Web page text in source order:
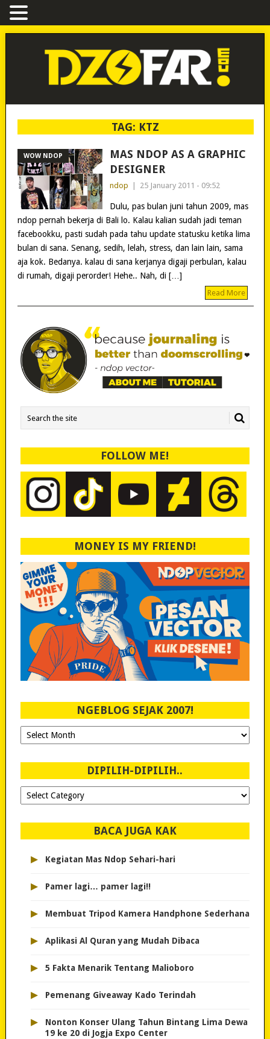
TAG: KTZ
WOW NDOP
MAS NDOP AS A GRAPHIC
DESIGNER
ndop 25 January 2011 - 09:52
Dulu, pas bulan juni tahun 2009, mas
ndop pernah bekerja di Bali lo. Kalau kalian sudah jadi teman
facebookku, pasti sudah pada tahu update statusku ketika lima
bulan di sana. Senang, sedih, lelah, stress, dan lain lain, sama
aja kok. Bedanya. kalau di sana kerjanya digaji perbulan, kalau
di rumah, digaji perorder! Hehe.. Nah, di […]
Read More
FOLLOW ME!
MONEY IS MY FRIEND!
NGEBLOG SEJAK 2007!
Ngeblog
Sejak
DIPILIH-DIPILIH..
Dipilih-
dipilih..
BACA JUGA KAK
▸ Kegiatan Mas Ndop Sehari-hari
▸ Pamer lagi… pamer lagi!!
▸ Membuat Tripod Kamera Handphone Sederhana
▸ Aplikasi Al Quran yang Mudah Dibaca
▸ 5 Fakta Menarik Tentang Malioboro
▸ Pemenang Giveaway Kado Terindah
▸
Nonton Konser Ulang Tahun Bintang Lima Dewa
19 ke 20 di Jogja Expo Center